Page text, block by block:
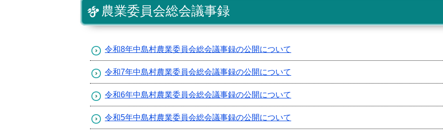
農業委員会総会議事録
令和8年中島村農業委員会総会議事録の公開について
令和7年中島村農業委員会総会議事録の公開について
令和6年中島村農業委員会総会議事録の公開について
令和5年中島村農業委員会総会議事録の公開について